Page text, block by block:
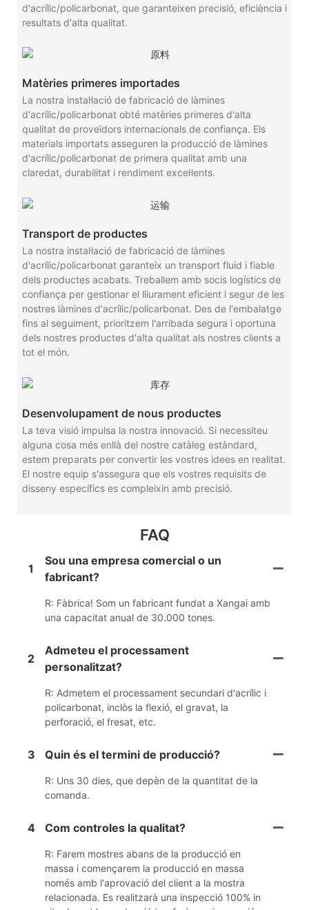
d'acrílic/policarbonat, que garanteixen precisió, eficiència i
resultats d'alta qualitat.
Matèries primeres importades
La nostra instal·lació de fabricació de làmines
d'acrílic/policarbonat obté matèries primeres d'alta
qualitat de proveïdors internacionals de confiança. Els
materials importats asseguren la producció de làmines
d'acrílic/policarbonat de primera qualitat amb una
claredat, durabilitat i rendiment excel·lents.
Transport de productes
La nostra instal·lació de fabricació de làmines
d'acrílic/policarbonat garanteix un transport fluid i fiable
dels productes acabats. Treballem amb socis logístics de
confiança per gestionar el lliurament eficient i segur de les
nostres làmines d'acrílic/policarbonat. Des de l'embalatge
fins al seguiment, prioritzem l'arribada segura i oportuna
dels nostres productes d'alta qualitat als nostres clients a
tot el món.
Desenvolupament de nous productes
La teva visió impulsa la nostra innovació. Si necessiteu
alguna cosa més enllà del nostre catàleg estàndard,
estem preparats per convertir les vostres idees en realitat.
El nostre equip s'assegura que els vostres requisits de
disseny específics es compleixin amb precisió.
FAQ
1
Sou una empresa comercial o un
fabricant?
R: Fàbrica! Som un fabricant fundat a Xangai amb
una capacitat anual de 30.000 tones.
2
Admeteu el processament
personalitzat?
R: Admetem el processament secundari d'acrílic i
policarbonat, inclòs la flexió, el gravat, la
perforació, el fresat, etc.
3 Quin és el termini de producció?
R: Uns 30 dies, que depèn de la quantitat de la
comanda.
4 Com controles la qualitat?
R: Farem mostres abans de la producció en
massa i començarem la producció en massa
només amb l'aprovació del client a la mostra
relacionada. Es realitzarà una inspecció 100% in